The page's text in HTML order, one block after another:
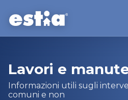
Lavori e
Informazioni utili sugli
comuni e non